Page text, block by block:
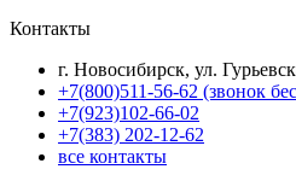
Контакты
г. Новосибирск, ул.
+7(800)511-56-62 (звонок
+7(923)102-66-02
+7(383) 202-12-62
все контакты